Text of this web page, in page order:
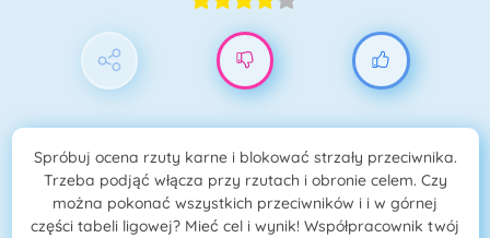
Spróbuj ocena rzuty karne i blokować strzały przeciwnika.
Trzeba podjąć włącza przy rzutach i obronie celem. Czy
można pokonać wszystkich przeciwników i i w górnej
części tabeli ligowej? Mieć cel i wynik! Współpracownik twój